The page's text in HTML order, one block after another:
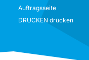
Auftragsseite
DRUCKEN drücken